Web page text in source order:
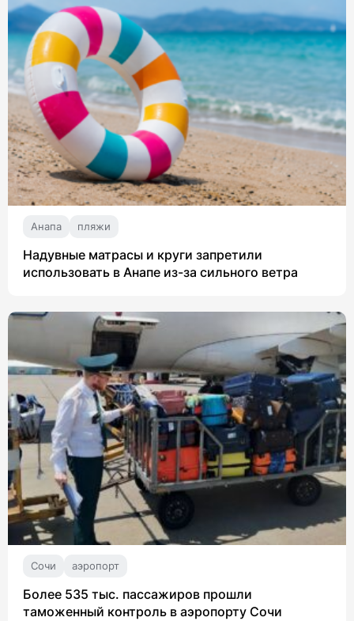
Анапа пляжи
Надувные матрасы и круги запретили
использовать в Анапе из-за сильного ветра
Сочи аэропорт
Более 535 тыс. пассажиров прошли
таможенный контроль в аэропорту Сочи